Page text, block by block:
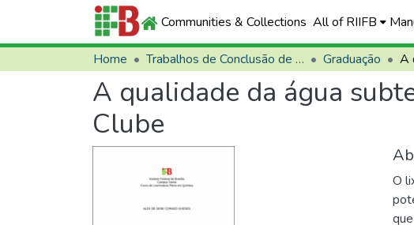
Communities & Collections All of RIIFB
Home Trabalhos de Conclusão de Curso (TCCs) Graduação
A qualidade da água
Clube
O